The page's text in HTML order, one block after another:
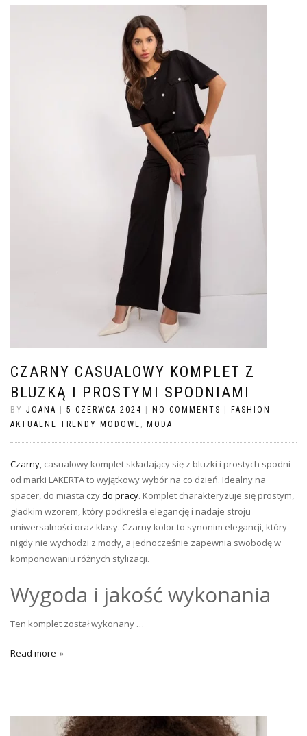
CZARNY CASUALOWY KOMPLET Z
BLUZKĄ I PROSTYMI SPODNIAMI
BY JOANA | 5 CZERWCA 2024 | NO COMMENTS | FASHION
AKTUALNE TRENDY MODOWE , MODA
Czarny, casualowy komplet składający się z bluzki i prostych spodni
od marki LAKERTA to wyjątkowy wybór na co dzień. Idealny na
spacer, do miasta czydo pracy. Komplet charakteryzuje się prostym,
gładkim wzorem, który podkreśla elegancję i nadaje stroju
uniwersalności oraz klasy. Czarny kolor to synonim elegancji, który
nigdy nie wychodzi z mody, a jednocześnie zapewnia swobodę w
komponowaniu różnych stylizacji.
Wygoda i jakość wykonania
Ten komplet został wykonany …
Read more